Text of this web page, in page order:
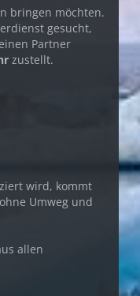
bringen möchten.
gesucht,
Partner
zustellt.
wird, kommt
Umweg und
allen